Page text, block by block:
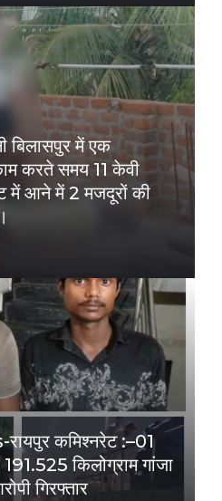
बिलासपुर में एक
करते समय 11 केवी
में आने में 2 मजदूरों की
कमिश्नरेट :–01
किलोग्राम गांजा
गिरफ्तार